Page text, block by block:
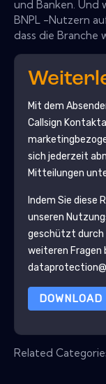
und Banken. Und
BNPL -Nutzern
dass die Branche
Mit dem
Callsign
sich jederzeit
Mitteilungen
Indem Sie diese
unseren
geschützt durch
weiteren Fragen
DOWNLOAD
Related